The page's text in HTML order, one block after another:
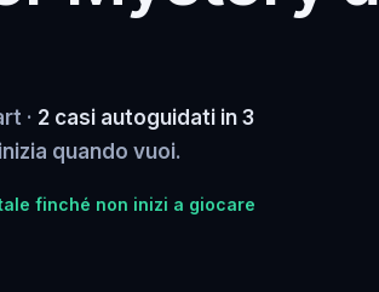
· 2 casi autoguidati in 3
quando vuoi.
finché non inizi a giocare